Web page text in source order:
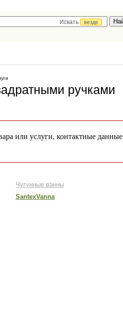
Искать
везде
ручками
или услуги, контактные данные
Чугунные ванны
SantexVanna